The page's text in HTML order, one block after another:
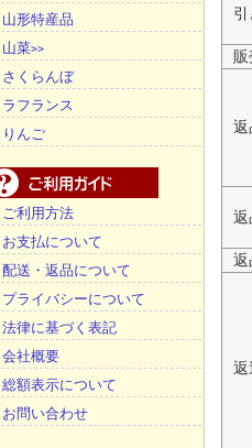
山形特産品
山菜>>
さくらんぼ
ラフランス
りんご
ご利用方法
お支払について
配送・返品について
プライバシーについて
法律に基づく表記
会社概要
総額表示について
お問い合わせ
引
販
返
返
返
返